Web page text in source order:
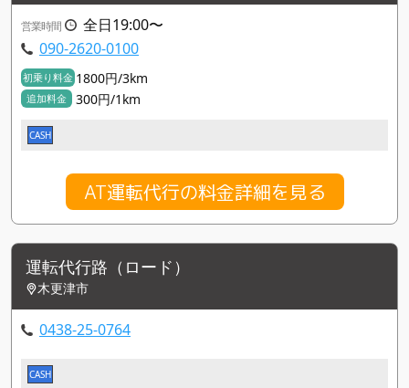
営業時間
全日19:00〜
090-2620-0100
初乗り料金 1800円/3km
追加料金 300円/1km
CASH
AT運転代行の料金詳細を見る
運転代行路（ロード）
木更津市
0438-25-0764
CASH